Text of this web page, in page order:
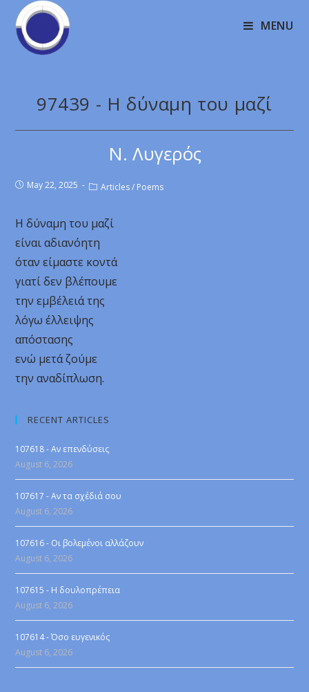
MENU
97439 - Η δύναμη του μαζί
Ν. Λυγερός
May 22, 2025 Articles / Poems
Η δύναμη του μαζί
είναι αδιανόητη
όταν είμαστε κοντά
γιατί δεν βλέπουμε
την εμβέλειά της
λόγω έλλειψης
απόστασης
ενώ μετά ζούμε
την αναδίπλωση.
RECENT ARTICLES
107618 - Αν επενδύσεις
August 6, 2026
107617 - Αν τα σχέδιά σου
August 6, 2026
107616 - Οι βολεμένοι αλλάζουν
August 6, 2026
107615 - Η δουλοπρέπεια
August 6, 2026
107614 - Όσο ευγενικός
August 6, 2026